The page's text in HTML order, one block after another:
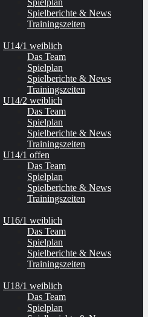
Spielplan
Spielberichte & News
Trainingszeiten
U14/1 weiblich
Das Team
Spielplan
Spielberichte & News
Trainingszeiten
U14/2 weiblich
Das Team
Spielplan
Spielberichte & News
Trainingszeiten
U14/1 offen
Das Team
Spielplan
Spielberichte & News
Trainingszeiten
U16/1 weiblich
Das Team
Spielplan
Spielberichte & News
Trainingszeiten
U18/1 weiblich
Das Team
Spielplan